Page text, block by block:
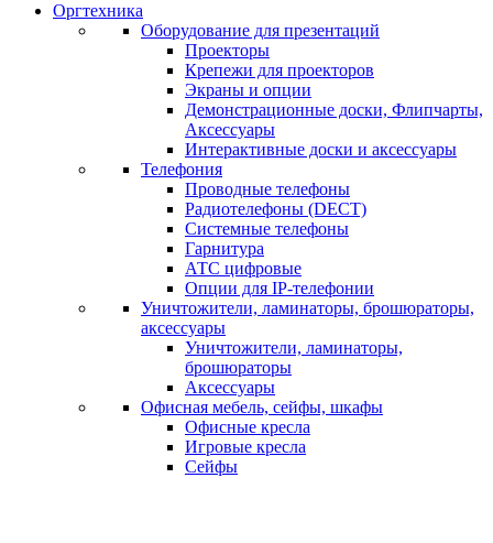
Оргтехника
Оборудование для презентаций
Проекторы
Крепежи для проекторов
Экраны и опции
Демонстрационные доски, Флипчарты,
Аксессуары
Интерактивные доски и аксессуары
Телефония
Проводные телефоны
Радиотелефоны (DECT)
Системные телефоны
Гарнитура
АТС цифровые
Опции для IP-телефонии
Уничтожители, ламинаторы, брошюраторы,
аксессуары
Уничтожители, ламинаторы,
брошюраторы
Аксессуары
Офисная мебель, сейфы, шкафы
Офисные кресла
Игровые кресла
Сейфы